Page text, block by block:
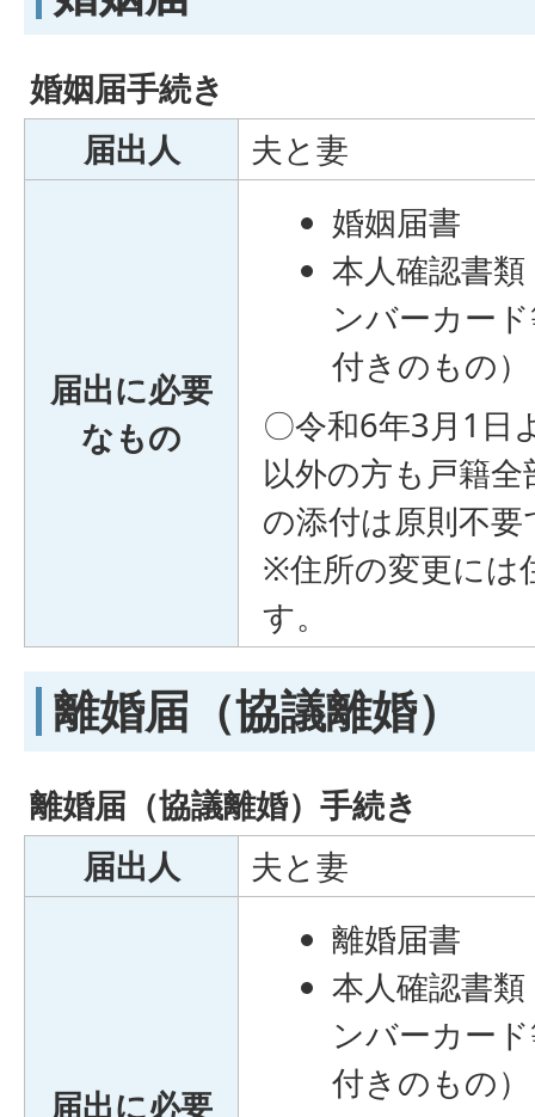
婚姻届手続き
届出人
夫と妻
届出に必要
なもの
婚姻届書
本人確認書
ンバーカー
付きのもの）
〇令和6年3月1日
以外の方も戸籍
の添付は原則不要
※住所の変更には
す。
離婚届（協議離婚）
離婚届（協議離婚）手続き
届出人
夫と妻
届出に必要
離婚届書
本人確認書
ンバーカー
付きのもの）